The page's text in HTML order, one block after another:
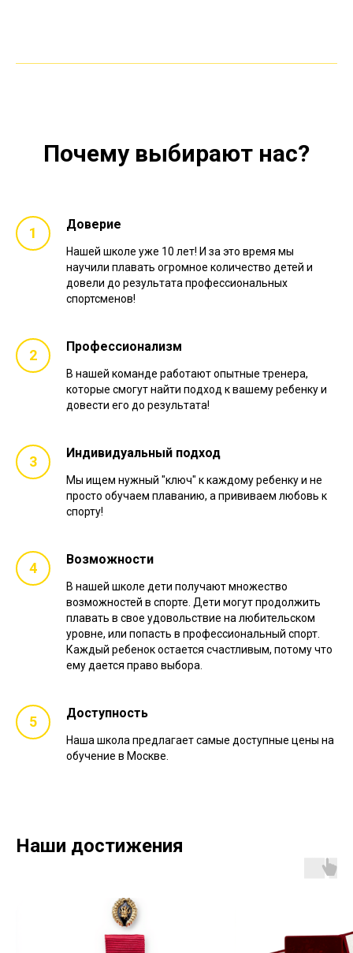
Почему выбирают нас?
Доверие
Нашей школе уже 10 лет! И за это время мы
научили плавать огромное количество детей и
довели до результата профессиональных
спортсменов!
Профессионализм
В нашей команде работают опытные тренера,
которые смогут найти подход к вашему ребенку и
довести его до результата!
Индивидуальный подход
Мы ищем нужный "ключ" к каждому ребенку и не
просто обучаем плаванию, а прививаем любовь к
спорту!
Возможности
В нашей школе дети получают множество
возможностей в спорте. Дети могут продолжить
плавать в свое удовольствие на любительском
уровне, или попасть в профессиональный спорт.
Каждый ребенок остается счастливым, потому что
ему дается право выбора.
Доступность
Наша школа предлагает самые доступные цены на
обучение в Москве.
Наши достижения